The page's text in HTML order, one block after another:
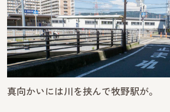
真向かいには川を挟んで牧野駅が。